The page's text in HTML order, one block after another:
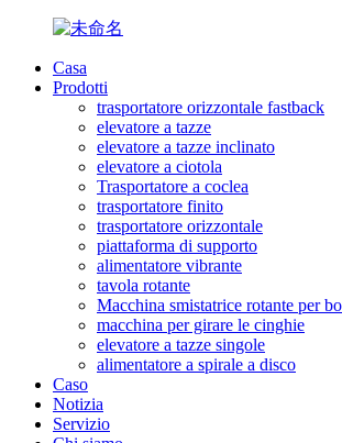
Casa
Prodotti
trasportatore orizzontale fastback
elevatore a tazze
elevatore a tazze inclinato
elevatore a ciotola
Trasportatore a coclea
trasportatore finito
trasportatore orizzontale
piattaforma di supporto
alimentatore vibrante
tavola rotante
Macchina smistatrice rotante per
macchina per girare le cinghie
elevatore a tazze singole
alimentatore a spirale a disco
Caso
Notizia
Servizio